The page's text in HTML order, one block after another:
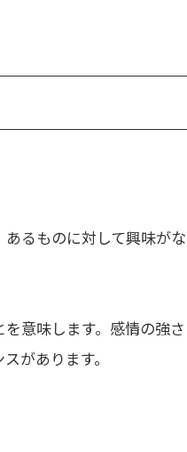
るものに対して興味がな
意味します。感情の強さ
があります。